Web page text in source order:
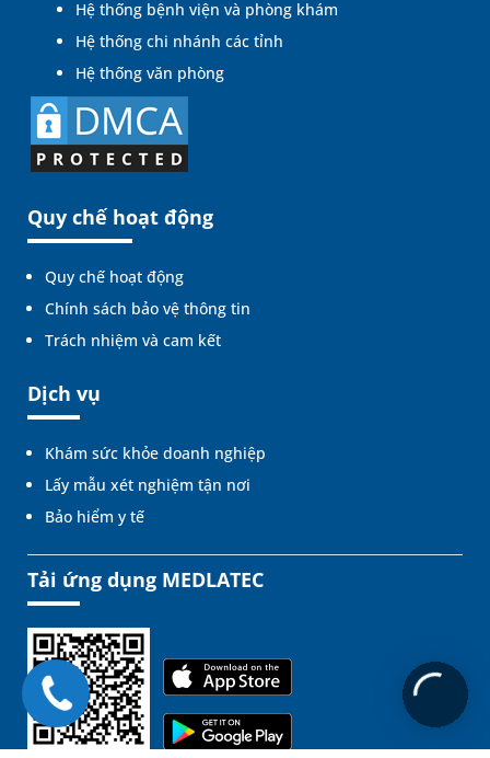
Hệ thống bệnh viện và phòng khám
Hệ thống chi nhánh các tỉnh
Hệ thống văn phòng
Quy chế hoạt động
Quy chế hoạt động
Chính sách bảo vệ thông tin
Trách nhiệm và cam kết
Dịch vụ
Khám sức khỏe doanh nghiệp
Lấy mẫu xét nghiệm tận nơi
Bảo hiểm y tế
Tải ứng dụng MEDLATEC